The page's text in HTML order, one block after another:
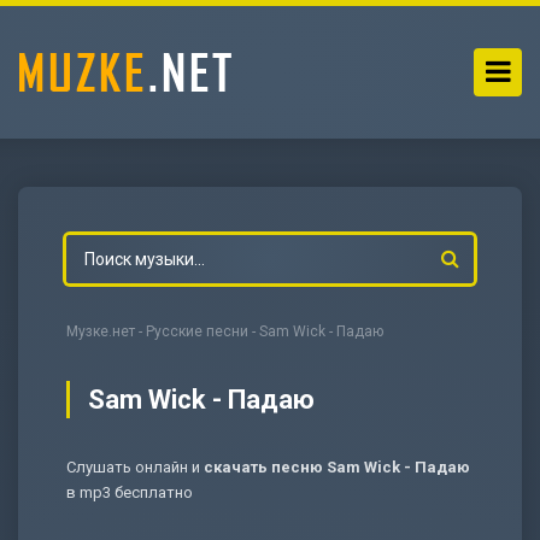
Музке.нет - Русские песни - Sam Wick - Падаю
Sam Wick - Падаю
Слушать онлайн и скачать песню Sam Wick - Падаю
в mp3 бесплатно